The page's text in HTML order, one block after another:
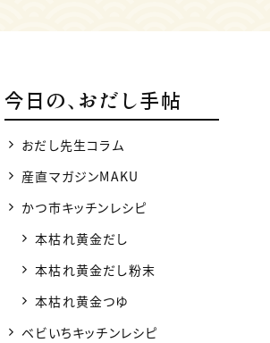
今日の、おだし手帖
おだし先生コラム
産直マガジンMAKU
かつ市キッチンレシピ
本枯れ黄金だし
本枯れ黄金だし粉末
本枯れ黄金つゆ
ベビいちキッチンレシピ